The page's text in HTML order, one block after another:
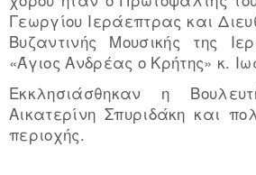
Γεωργίου Ιεράεπτρας και
Βυζαντινής Μουσικής της
«Άγιος Ανδρέας ο Κρήτης» κ.
Εκκλησιάσθηκαν η
Αικατερίνη Σπυριδάκη και
περιοχής.